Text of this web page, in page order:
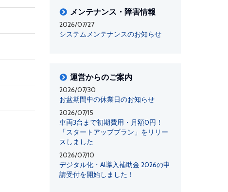
メンテナンス・障害情報
2026/07/27
システムメンテナンスのお知らせ
運営からのご案内
2026/07/30
お盆期間中の休業日のお知らせ
2026/07/15
車両3台まで初期費用・月額0円！
「スタートアッププラン」をリリー
スしました
2026/07/10
デジタル化・AI導入補助金 2026の申
請受付を開始しました！